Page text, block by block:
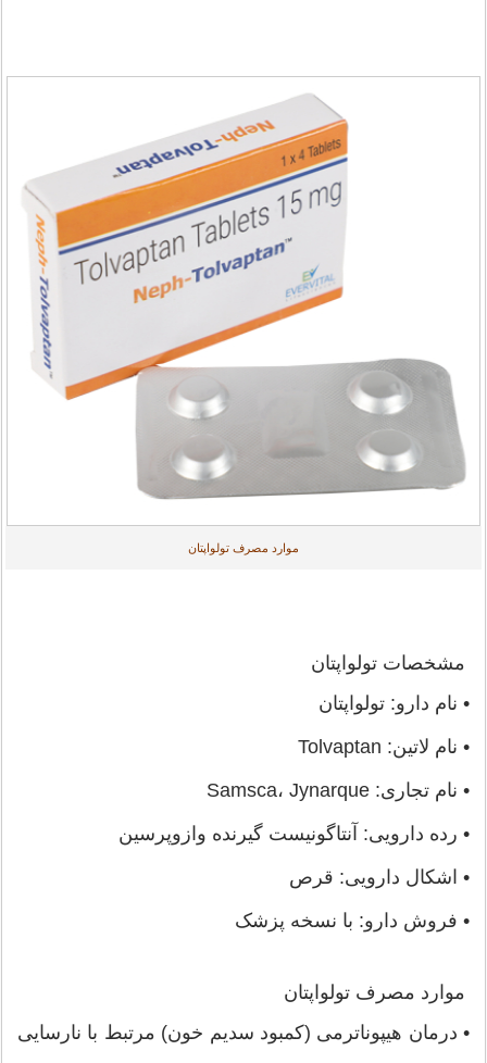
موارد مصرف تولواپتان
مشخصات تولواپتان
• نام دارو: تولواپتان
• نام لاتین: Tolvaptan
• نام تجاری: Samsca، Jynarque
• رده دارویی: آنتاگونیست گیرنده وازوپرسین
• اشکال دارویی: قرص
• فروش دارو: با نسخه پزشک
موارد مصرف تولواپتان
• درمان هیپوناترمی (کمبود سدیم خون) مرتبط با نارسایی